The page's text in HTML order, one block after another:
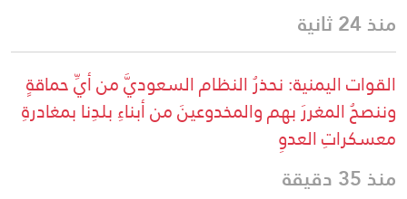
منذ 24 ثانية
القوات اليمنية: نحذرُ النظام السعوديَّ من أيِّ حماقةٍ
وننصحُ المغررَ بهم والمخدوعينَ من أبناءِ بلدِنا بمغادرةِ
معسكراتِ العدوِ
منذ 35 دقيقة